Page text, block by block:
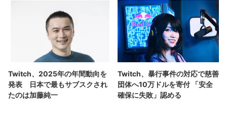
Twitch、2025年の年間動向を
発表 日本で最もサブスクされ
たのは加藤純一
Twitch、暴行事件の対応で慈善
団体へ10万ドルを寄付 「安全
確保に失敗」認める